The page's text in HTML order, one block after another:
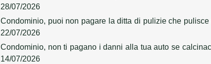
28/07/2026
Condominio, puoi non pagare la ditta di pulizie che
22/07/2026
Condominio, non ti pagano i danni alla tua auto se
14/07/2026